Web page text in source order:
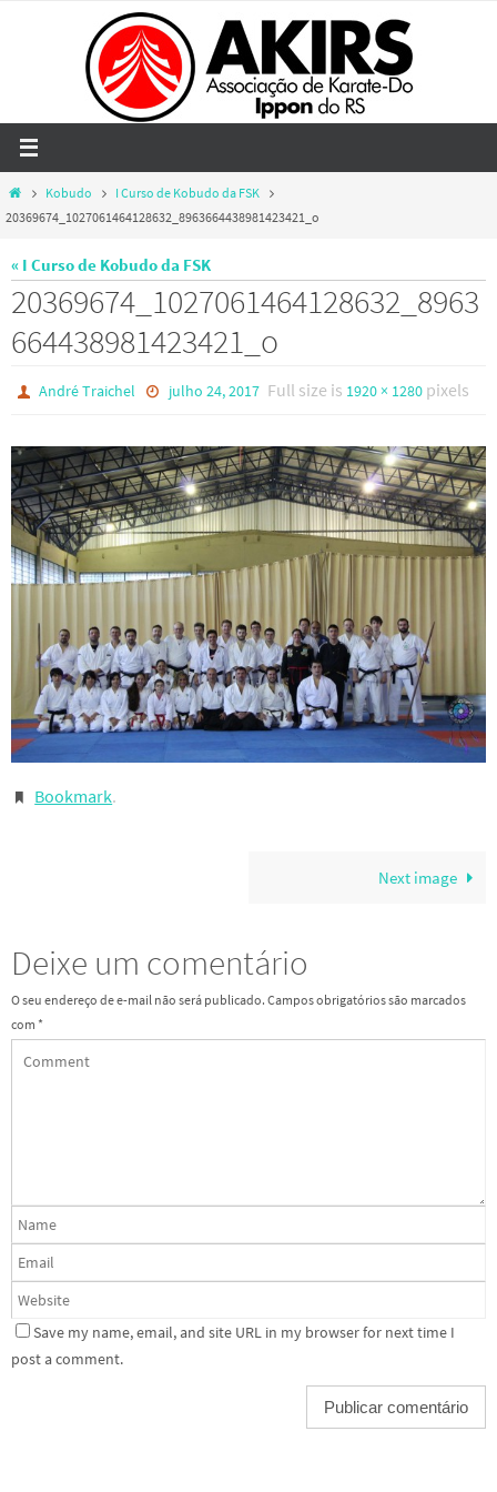
HomeKobudo
I Curso de Kobudo da FSK
20369674_1027061464128632_8963664438981423421_o
« I Curso de Kobudo da FSK
20369674_1027061464128632_8963
664438981423421_o
André Traichel julho 24, 2017 Full size is 1920 × 1280pixels
Bookmark.
Next image
Deixe um comentário
O seu endereço de e-mail não será publicado. Campos obrigatórios são marcados
com *
Save my name, email, and site URL in my browser for next time I
post a comment.